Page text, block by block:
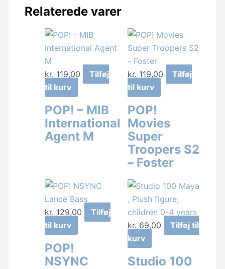
Relaterede varer
kr. 119,00
Tilføj
til kurv
POP! – MIB
International
Agent M
kr. 119,00
Tilføj
til kurv
POP!
Movies
Super
Troopers S2
– Foster
kr. 129,00
Tilføj
til kurv
POP!
NSYNC
kr. 69,00
Tilføj til
kurv
Studio 100